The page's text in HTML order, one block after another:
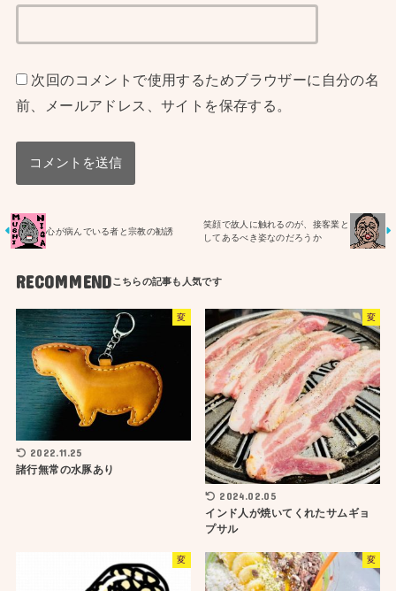
次回のコメントで使用するためブラウザーに自分の名
前、メールアドレス、サイトを保存する。
心が病んでいる者と宗教の勧誘
笑顔で故人に触れるのが、接客業と
してあるべき姿なのだろうか
RECOMMEND
変
2022.11.25
諸行無常の水豚あり
変
2024.02.05
インド人が焼いてくれたサムギョ
プサル
変 変